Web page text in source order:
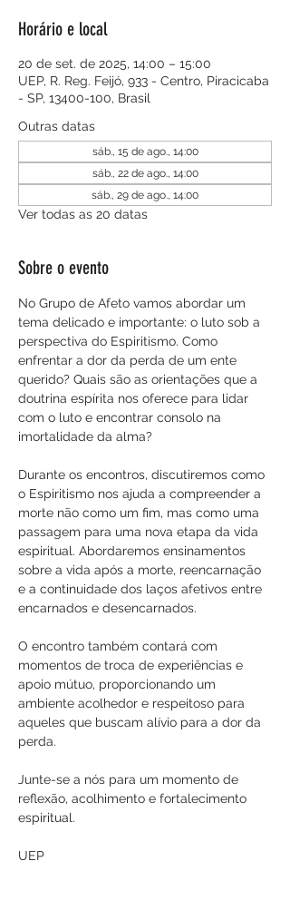
Horário e local
20 de set. de 2025, 14:00 – 15:00
UEP, R. Reg. Feijó, 933 - Centro, Piracicaba
- SP, 13400-100, Brasil
Outras datas
sáb., 15 de ago., 14:00
sáb., 22 de ago., 14:00
sáb., 29 de ago., 14:00
Ver todas as 20 datas
Sobre o evento
No Grupo de Afeto vamos abordar um
tema delicado e importante: o luto sob a
perspectiva do Espiritismo. Como
enfrentar a dor da perda de um ente
querido? Quais são as orientações que a
doutrina espírita nos oferece para lidar
com o luto e encontrar consolo na
imortalidade da alma?
Durante os encontros, discutiremos como
o Espiritismo nos ajuda a compreender a
morte não como um fim, mas como uma
passagem para uma nova etapa da vida
espiritual. Abordaremos ensinamentos
sobre a vida após a morte, reencarnação
e a continuidade dos laços afetivos entre
encarnados e desencarnados.
O encontro também contará com
momentos de troca de experiências e
apoio mútuo, proporcionando um
ambiente acolhedor e respeitoso para
aqueles que buscam alívio para a dor da
perda.
Junte-se a nós para um momento de
reflexão, acolhimento e fortalecimento
espiritual.
UEP